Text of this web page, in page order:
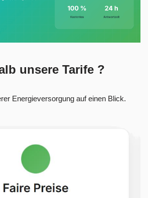
unsere Tarife ?
Energieversorgung auf einen Blick.